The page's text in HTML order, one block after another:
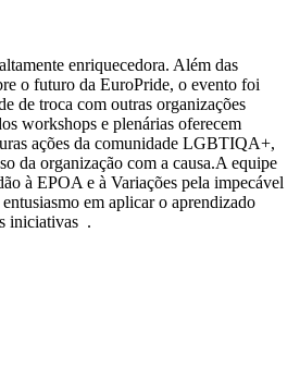
enriquecedora. Além das
o futuro da EuroPride, o evento foi
de troca com outras organizações
workshops e plenárias oferecem
ações da comunidade LGBTIQA+,
da organização com a causa.A equipe
à EPOA e à Variações pela impecável
em aplicar o aprendizado
iniciativas .